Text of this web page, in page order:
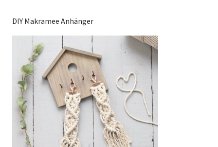
DIY Makramee Anhänger